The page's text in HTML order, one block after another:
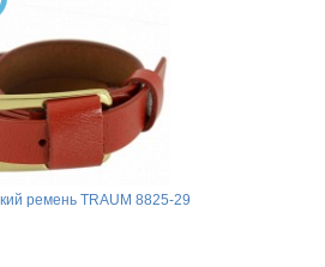
ремень TRAUM 8825-29